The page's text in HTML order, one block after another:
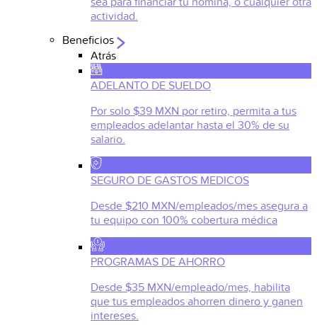
actividad.
Beneficios
Atrás
ADELANTO DE SUELDO
Por solo $39 MXN por retiro, permita a tus
empleados adelantar hasta el 30% de su
salario.
SEGURO DE GASTOS MEDICOS
Desde $210 MXN/empleados/mes asegura a
tu equipo con 100% cobertura médica
PROGRAMAS DE AHORRO
Desde $35 MXN/empleado/mes, habilita
que tus empleados ahorren dinero y ganen
intereses.